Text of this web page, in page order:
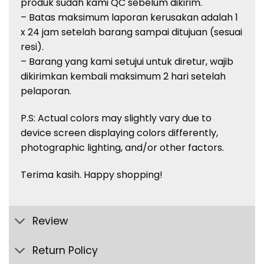
– Batas maksimum laporan kerusakan adalah 1
x 24 jam setelah barang sampai ditujuan (sesuai
resi).
– Barang yang kami setujui untuk diretur, wajib
dikirimkan kembali maksimum 2 hari setelah
pelaporan.
P.S: Actual colors may slightly vary due to
device screen displaying colors differently,
photographic lighting, and/or other factors.
Terima kasih. Happy shopping!
Review
Return Policy